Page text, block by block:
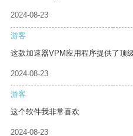
2024-08-23
游客
这款加速器VPM应用程序提供了顶
2024-08-23
游客
这个软件我非常喜欢
2024-08-23